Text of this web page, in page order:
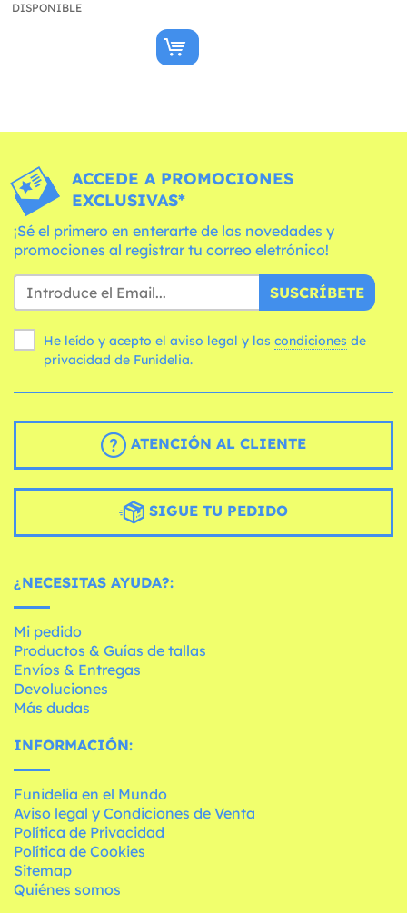
DISPONIBLE
ACCEDE A PROMOCIONES
EXCLUSIVAS*
¡Sé el primero en enterarte de las novedades y
promociones al registrar tu correo eletrónico!
SUSCRÍBETE
He leído y acepto el aviso legal y las condiciones
privacidad de Funidelia.
ATENCIÓN AL CLIENTE
SIGUE TU PEDIDO
¿NECESITAS AYUDA?:
Mi pedido
Productos & Guías de tallas
Envíos & Entregas
Devoluciones
Más dudas
INFORMACIÓN:
Funidelia en el Mundo
Aviso legal y Condiciones de Venta
Política de Privacidad
Política de Cookies
Sitemap
Quiénes somos